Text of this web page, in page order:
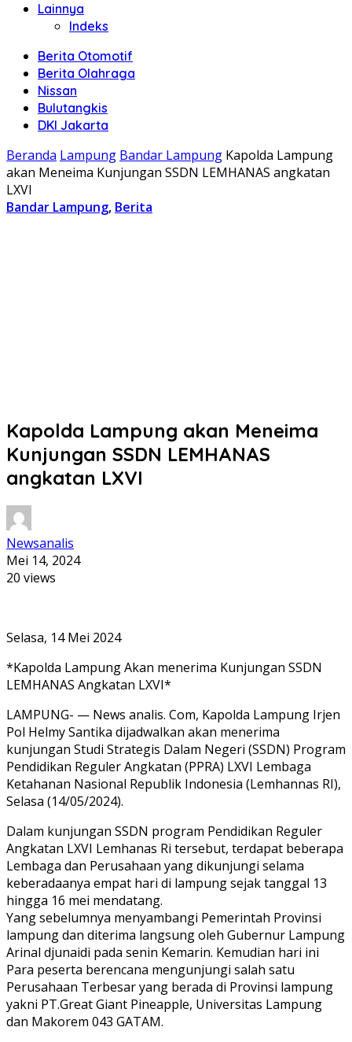
Lainnya
Indeks
Berita Otomotif
Berita Olahraga
Nissan
Bulutangkis
DKI Jakarta
Beranda Lampung Bandar Lampung Kapolda Lampung
akan Meneima Kunjungan SSDN LEMHANAS angkatan
LXVI
Bandar Lampung, Berita
Kapolda Lampung akan Meneima
Kunjungan SSDN LEMHANAS
angkatan LXVI
Newsanalis
Mei 14, 2024
20 views
Selasa, 14 Mei 2024
*Kapolda Lampung Akan menerima Kunjungan SSDN
LEMHANAS Angkatan LXVI*
LAMPUNG- — News analis. Com, Kapolda Lampung Irjen
Pol Helmy Santika dijadwalkan akan menerima
kunjungan Studi Strategis Dalam Negeri (SSDN) Program
Pendidikan Reguler Angkatan (PPRA) LXVI Lembaga
Ketahanan Nasional Republik Indonesia (Lemhannas RI),
Selasa (14/05/2024).
Dalam kunjungan SSDN program Pendidikan Reguler
Angkatan LXVI Lemhanas Ri tersebut, terdapat beberapa
Lembaga dan Perusahaan yang dikunjungi selama
keberadaanya empat hari di lampung sejak tanggal 13
hingga 16 mei mendatang.
Yang sebelumnya menyambangi Pemerintah Provinsi
lampung dan diterima langsung oleh Gubernur Lampung
Arinal djunaidi pada senin Kemarin. Kemudian hari ini
Para peserta berencana mengunjungi salah satu
Perusahaan Terbesar yang berada di Provinsi lampung
yakni PT.Great Giant Pineapple, Universitas Lampung
dan Makorem 043 GATAM.